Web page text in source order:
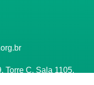
Torre C, Sala 1105,